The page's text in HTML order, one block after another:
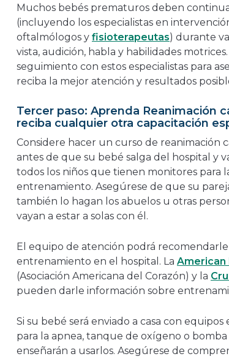
Muchos bebés prematuros deben
(incluyendo los especialistas en
oftalmólogos y fisioterapeutas) durante
vista, audición, habla y habilidades
seguimiento con estos especialistas para
reciba la mejor atención y resultados
Tercer paso: Aprenda Reanimación
reciba cualquier otra capacitación
Considere hacer un curso de reanimación
antes de que su bebé salga del hospital y
todos los niños que tienen monitores para
entrenamiento. Asegúrese de que su
también lo hagan los abuelos u otras
vayan a estar a solas con él.
El equipo de atención podrá
entrenamiento en el hospital. La American
(Asociación Americana del Corazón) y la
pueden darle información sobre
Si su bebé será enviado a casa con
para la apnea, tanque de oxígeno o
enseñarán a usarlos. Asegúrese de